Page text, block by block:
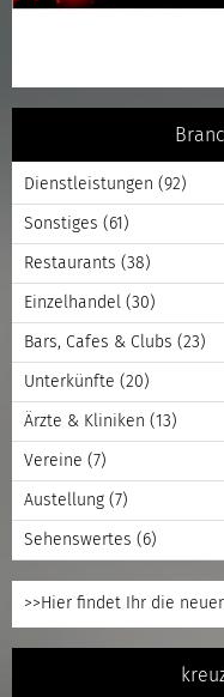
Dienstleistungen (92)
Sonstiges (61)
Restaurants (38)
Einzelhandel (30)
Bars, Cafes & Clubs (23)
Unterkünfte (20)
Ärzte & Kliniken (13)
Vereine (7)
Austellung (7)
Sehenswertes (6)
>>Hier findet Ihr die